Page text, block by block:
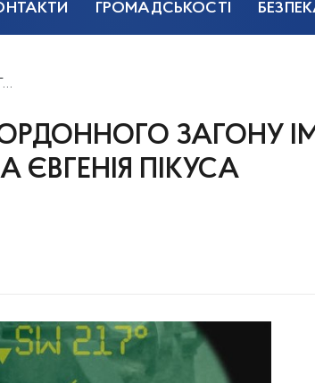
ГРОМАДСЬКОСТІ
ЗАГОНУ
ЄВГЕНІЯ ПІКУСА